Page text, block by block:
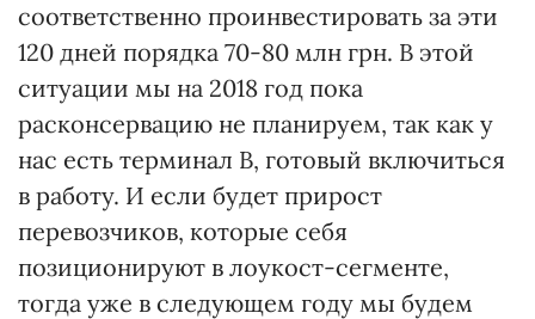
соответственно проинвестировать за эти
120 дней порядка 70-80 млн грн. В этой
ситуации мы на 2018 год пока
расконсервацию не планируем, так как у
нас есть терминал В, готовый включиться
в работу. И если будет прирост
перевозчиков, которые себя
позиционируют в лоукост-сегменте,
тогда уже в следующем году мы будем